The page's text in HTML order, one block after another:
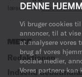
DENNE
Vi bruger cookies
annoncer, til at
at analysere vores
brug af vores
sociale medier,
Vores partnere kan
læse med.Læs mere
MERE
Redaktionen
Indsend